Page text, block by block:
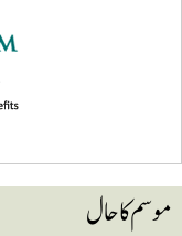
کا حال